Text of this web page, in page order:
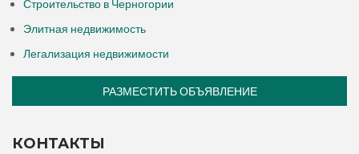
Строительство в Черногории
Элитная недвижимость
Легализация недвижимости
РАЗМЕСТИТЬ ОБЪЯВЛЕНИЕ
КОНТАКТЫ